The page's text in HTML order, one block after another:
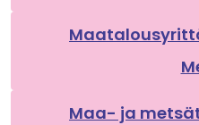
Maa- ja